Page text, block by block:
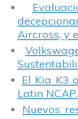
Aircross, y
El Kia K3
Latin NCAP.
Nuevos